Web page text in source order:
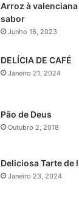
Arroz à
sabor
Junho 16, 2023
DELÍCIA DE CAFÉ
Janeiro 21, 2024
Pão de Deus
Outubro 2, 2018
Deliciosa Tarte de
Janeiro 23, 2024